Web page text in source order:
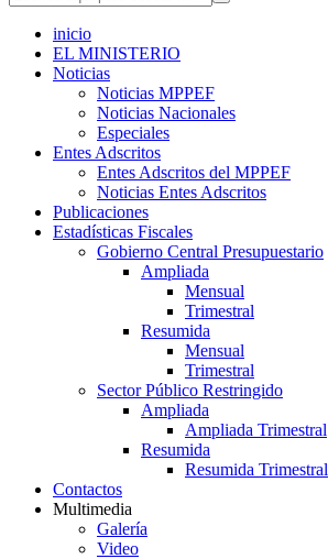
inicio
EL MINISTERIO
Noticias
Noticias MPPEF
Noticias Nacionales
Especiales
Entes Adscritos
Entes Adscritos del MPPEF
Noticias Entes Adscritos
Publicaciones
Estadísticas Fiscales
Gobierno Central Presupuestario
Ampliada
Mensual
Trimestral
Resumida
Mensual
Trimestral
Sector Público Restringido
Ampliada
Ampliada Trimestral
Resumida
Resumida Trimestral
Contactos
Multimedia
Galería
Video